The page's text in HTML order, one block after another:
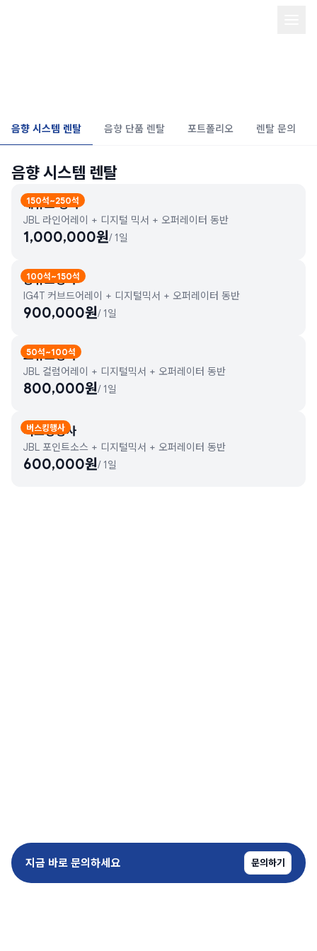
음향 시스템 렌탈 음향 단품 렌탈 포트폴리오 렌탈 문의
음향 시스템 렌탈
150석~250석
대규모 행사
JBL 라인어레이 + 디지털 믹서 + 오퍼레이터 동반
1,000,000원/ 1일
100석~150석
중규모행사
IG4T 커브드어레이 + 디지털믹서 + 오퍼레이터 동반
900,000원/ 1일
50석~100석
소규모행사
JBL 컬럼어레이 + 디지털믹서 + 오퍼레이터 동반
800,000원/ 1일
버스킹행사
버스킹행사
JBL 포인트소스 + 디지털믹서 + 오퍼레이터 동반
600,000원/ 1일
지금 바로 문의하세요 문의하기